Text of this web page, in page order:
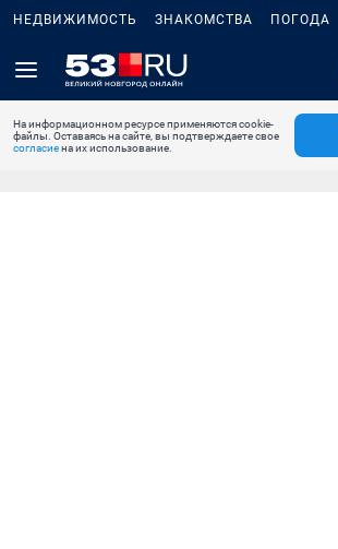
НЕДВИЖИМОСТЬ ЗНАКОМСТВА ПОГОДА
На информационном ресурсе применяются cookie-
файлы. Оставаясь на сайте, вы подтверждаете свое
согласиена их использование.